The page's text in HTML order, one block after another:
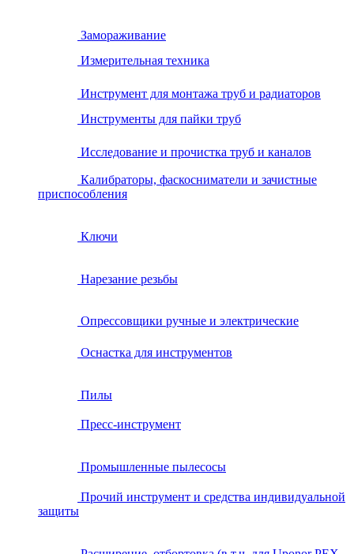
Замораживание
Измерительная техника
Инструмент для монтажа труб и радиаторов
Инструменты для пайки труб
Исследование и прочистка труб и каналов
Калибраторы, фаскосниматели и зачистные
приспособления
Ключи
Нарезание резьбы
Опрессовщики ручные и электрические
Оснастка для инструментов
Пилы
Пресс-инструмент
Промышленные пылесосы
Прочий инструмент и средства индивидуальной
защиты